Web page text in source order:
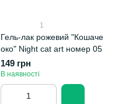
1
Гель-лак рожевий "Кошаче
око" Night cat art номер 05
149 грн
В наявності